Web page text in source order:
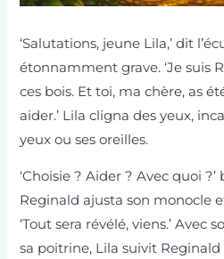
‘Salutations, jeune Lila,’ dit
étonnamment grave. ‘Je suis
ces bois. Et toi, ma chère, as
aider.’ Lila cligna des yeux,
yeux ou ses oreilles.
‘Choisie ? Aider ? Avec quoi
Reginald ajusta son monocle
‘Tout sera révélé, viens.’
sa poitrine, Lila suivit